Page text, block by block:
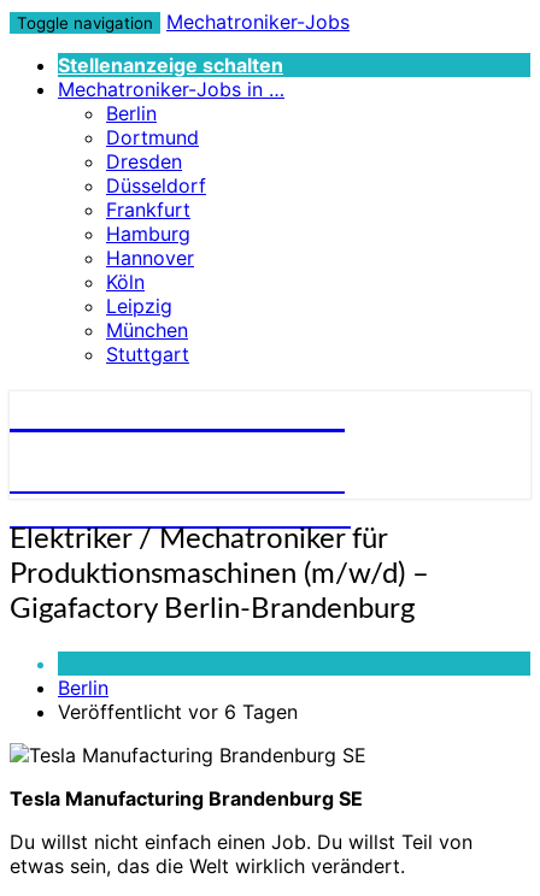
Toggle navigation
Mechatroniker-Jobs
Stellenanzeige schalten
Mechatroniker-Jobs in …
Berlin
Dortmund
Dresden
Düsseldorf
Frankfurt
Hamburg
Hannover
Köln
Leipzig
München
Stuttgart
Elektriker
/
Mechatroniker
für
Produktionsmaschinen
(m/w/d)
Gigafactory
Berlin-
Brandenburg
Elektriker / Mechatroniker für
Produktionsmaschinen (m/w/d) –
Gigafactory Berlin-Brandenburg
Berlin
Veröffentlicht vor 6 Tagen
Tesla Manufacturing Brandenburg SE
Du willst nicht einfach einen Job. Du willst Teil von
etwas sein, das die Welt wirklich verändert.